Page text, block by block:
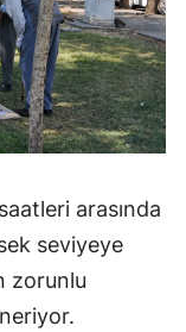
arasında
seviyeye
zorunlu